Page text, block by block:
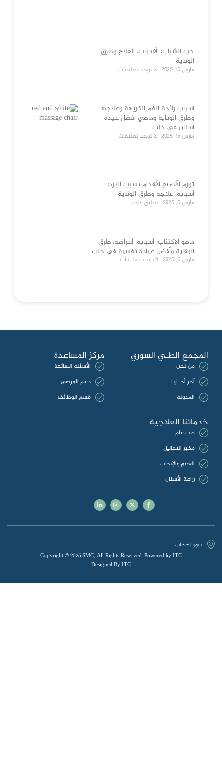
حب الشباب: الأسباب، العلاج وطرق
الوقاية
مارس 15, 2025 لا توجد تعليقات
اسباب رائحة الفم الكريهة وعلاجها
وطرق الوقاية وماهي افضل عيادة
اسنان في حلب
مارس 15, 2025 لا توجد تعليقات
تورم الأصابع الأقدام بسبب البرد:
أسبابه، علاجه وطرق الوقاية
مارس 5, 2025 تعليق واحد
ماهو الاكتئاب: أسبابه، أعراضه، طرق
الوقاية وأفضل عيادة نفسية في حلب
مارس 5, 2025 لا توجد تعليقات
المجمع الطبي السوري
من نحن
آخر أخبارنا
المدونة
مركز المساعدة
الأسئلة السائعة
دعم المرضى
قسم الوظائف
خدماتنا العلاجية
طب عام
مخبر التحاليل
العقم والإنجاب
زراعة الأسنان
Designed By ITC
Copyright © 2025 SMC, All Rights Reserved. Powered by ITC
سوريا - حلب